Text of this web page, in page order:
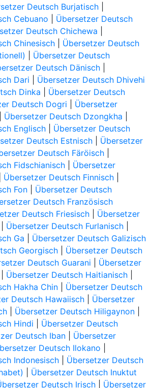
Deutsch Burjatisch|
Cebuano
Übersetzer Deutsch
Deutsch Chichewa
Chinesisch| Übersetzer Deutsch
Übersetzer Deutsch
Deutsch Dänisch|
Dari
Übersetzer Deutsch Dhivehi
Dinka
Übersetzer Deutsch
Deutsch Dogri
Übersetzer
Übersetzer Deutsch Dzongkha
Englisch| Übersetzer Deutsch
Deutsch Estnisch| Übersetzer
Deutsch Färöisch|
Fidschianisch| Übersetzer
Übersetzer Deutsch Finnisch|
Fon| Übersetzer Deutsch
Deutsch Französisch
Deutsch Friesisch| Übersetzer
Übersetzer Deutsch Furlanisch|
Ga
Übersetzer Deutsch Galizisch
Georgisch| Übersetzer Deutsch
Deutsch Guarani
Übersetzer
Übersetzer Deutsch Haitianisch|
Hakha Chin| Übersetzer Deutsch
Deutsch Hawaiisch| Übersetzer
| Übersetzer Deutsch Hiligaynon|
Hindi
Übersetzer Deutsch
Deutsch Iban| Übersetzer
Deutsch Ilokano
Indonesisch| Übersetzer Deutsch
Übersetzer Deutsch Inuktut
Deutsch Irisch| Übersetzer